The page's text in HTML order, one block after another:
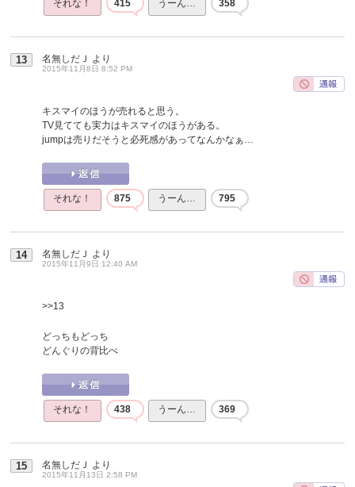
それな！ 415 うーん… 358
13 名無しだＪ より
2015年11月8日 8:52 PM
キスマイのほうが売れると思う。
TV見てても実力はキスマイのほうがある。
jumpは売りだそうと必死感があってなんかなぁ…
それな！ 875 うーん… 795
14 名無しだＪ より
2015年11月9日 12:40 AM
>>13
どっちもどっち
どんぐりの背比べ
それな！ 438 うーん… 369
15 名無しだＪ より
2015年11月13日 2:58 PM